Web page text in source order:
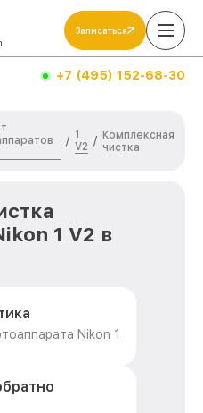
Записаться
+7 (495) 152-68-30
/
1
V2 / Комплексная
чистка
1 V2 в
Nikon 1